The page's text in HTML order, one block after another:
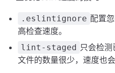
.eslintignore 配置
高检查速度。
lint-staged 只会检
文件的数量很少，速度也会